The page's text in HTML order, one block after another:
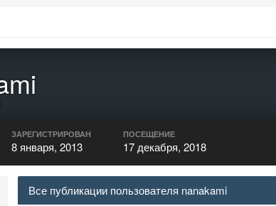
ЗАРЕГИСТРИРОВАН
8 января, 2013
ПОСЕЩЕНИЕ
17 декабря, 2018
Все публикации пользователя nanakami